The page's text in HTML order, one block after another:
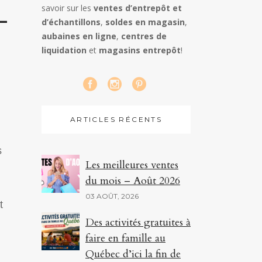
savoir sur les ventes d’entrepôt et
d’échantillons, soldes en magasin,
aubaines en ligne, centres de
liquidation et magasins entrepôt!
ARTICLES RÉCENTS
Les meilleures ventes
du mois – Août 2026
03 AOÛT, 2026
Des activités gratuites à
faire en famille au
Québec d’ici la fin de